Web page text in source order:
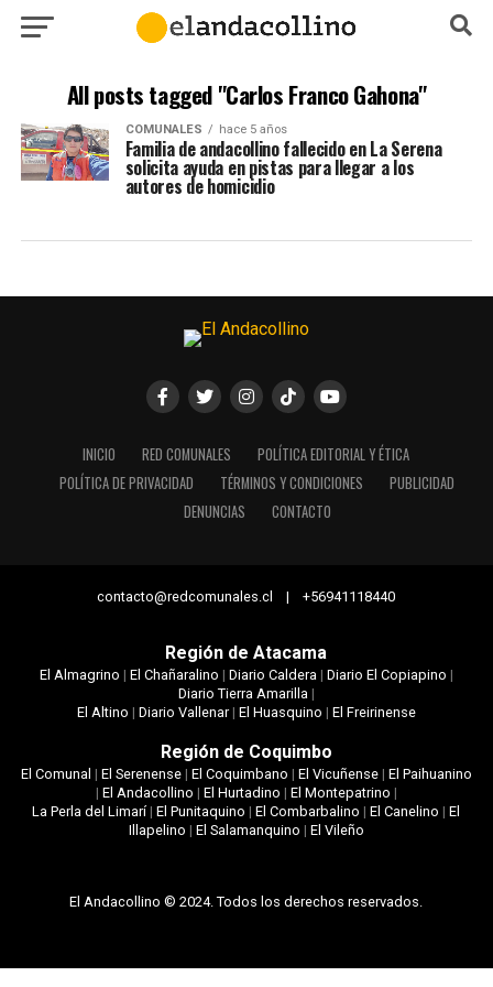
All posts tagged "Carlos Franco Gahona"
COMUNALES hace 5 años
Familia de andacollino fallecido en La Serena
solicita ayuda en pistas para llegar a los
autores de homicidio
INICIO RED COMUNALES
POLÍTICA EDITORIAL Y ÉTICA
POLÍTICA DE PRIVACIDAD
TÉRMINOS Y CONDICIONES
PUBLICIDAD
DENUNCIAS
CONTACTO
contacto@redcomunales.cl | +56941118440
Región de Atacama
El Almagrino | El Chañaralino | Diario Caldera| Diario El Copiapino |
Diario Tierra Amarilla|
El Altino | Diario Vallenar| El Huasquino | El Freirinense
Región de Coquimbo
El Comunal | El Serenense| El Coquimbano | El Vicuñense| El Paihuanino
| El Andacollino | El Hurtadino | El Montepatrino |
La Perla del Limarí|El Punitaquino |El Combarbalino |El Canelino |El
Illapelino | El Salamanquino | El Vileño
El Andacollino © 2024. Todos los derechos reservados.